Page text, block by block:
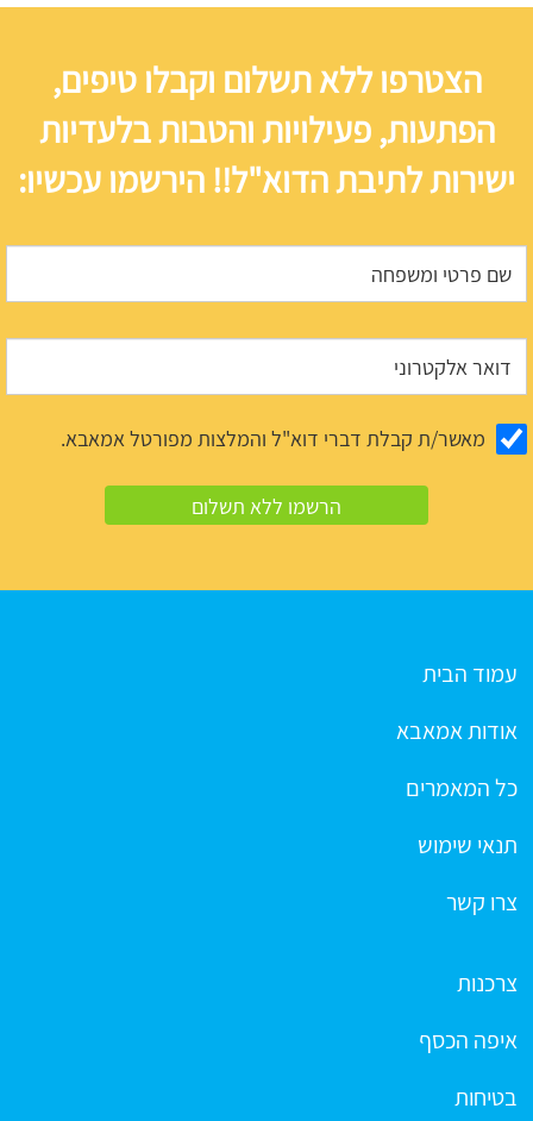
הצטרפו ללא תשלום וקבלו טיפים,
הפתעות, פעילויות והטבות בלעדיות
ישירות לתיבת הדוא"ל!! הירשמו עכשיו:
מאשר/ת קבלת דברי דוא"ל והמלצות מפורטל אמאבא.
עמוד הבית
אודות אמאבא
כל המאמרים
תנאי שימוש
צרו קשר
צרכנות
איפה הכסף
בטיחות